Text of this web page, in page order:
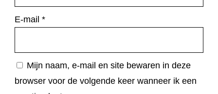
E-mail *
Mijn naam, e-mail en site bewaren in deze
browser voor de volgende keer wanneer ik een